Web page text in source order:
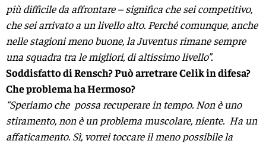
più difficile da affrontare – significa che sei competitivo,
che sei arrivato a un livello alto. Perché comunque, anche
nelle stagioni meno buone, la Juventus rimane sempre
una squadra tra le migliori, di altissimo livello”.
Soddisfatto di Rensch? Può arretrare Celik in difesa?
Che problema ha Hermoso?
“Speriamo che possa recuperare in tempo. Non è uno
stiramento, non è un problema muscolare, niente. Ha un
affaticamento. Sì, vorrei toccare il meno possibile la